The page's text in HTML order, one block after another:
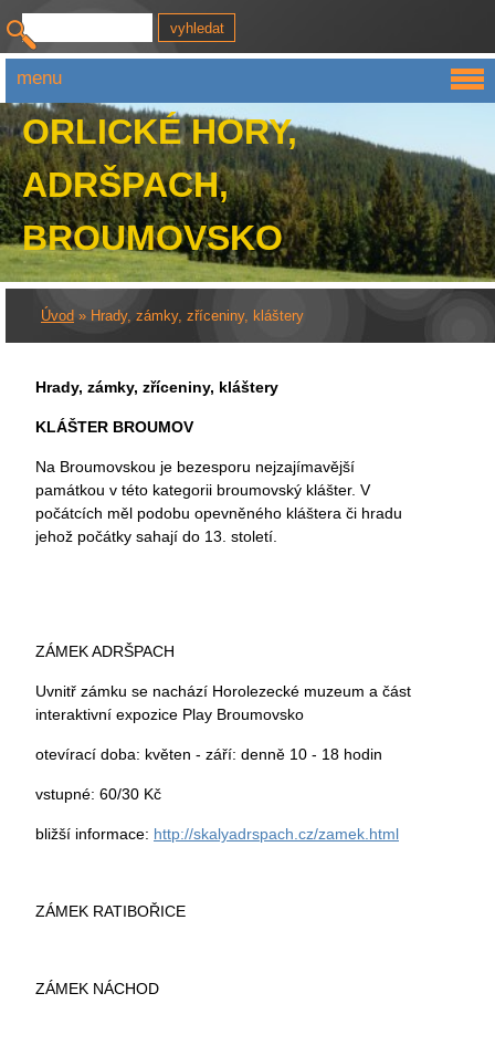
ORLICKÉ HORY,
ADRŠPACH,
BROUMOVSKO
Úvod » Hrady, zámky, zříceniny, kláštery
Hrady, zámky, zříceniny, kláštery
KLÁŠTER BROUMOV
Na Broumovskou je bezesporu nejzajímavější
památkou v této kategorii broumovský klášter. V
počátcích měl podobu opevněného kláštera či hradu
jehož počátky sahají do 13. století.
ZÁMEK ADRŠPACH
Uvnitř zámku se nachází Horolezecké muzeum a část
interaktivní expozice Play Broumovsko
otevírací doba: květen - září: denně 10 - 18 hodin
vstupné: 60/30 Kč
bližší informace: http://skalyadrspach.cz/zamek.html
ZÁMEK RATIBOŘICE
ZÁMEK NÁCHOD
menu